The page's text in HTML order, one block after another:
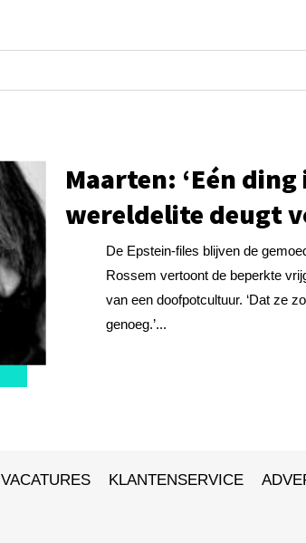
Maarten: ‘Eén
wereldelite deugt
De Epstein-files blijven de
Rossem vertoont de beperkte
van een doofpotcultuur. ‘Dat ze
genoeg.’...
VACATURES KLANTENSERVICE